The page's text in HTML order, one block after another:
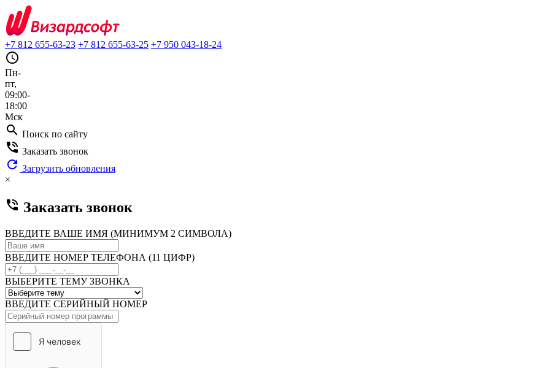
+7 812 655-63-23 +7 812 655-63-25 +7 950 043-18-24
query_builder
Пн-
пт,
09:00-
18:00
Мск
search Поиск по сайту
phone_in_talk Заказать звонок
refresh Загрузить обновления
×
phone_in_talk Заказать звонок
ВВЕДИТЕ ВАШЕ ИМЯ (МИНИМУМ 2 СИМВОЛА)
ВВЕДИТЕ НОМЕР ТЕЛЕФОНА (11 ЦИФР)
ВЫБЕРИТЕ ТЕМУ ЗВОНКА
ВВЕДИТЕ СЕРИЙНЫЙ НОМЕР